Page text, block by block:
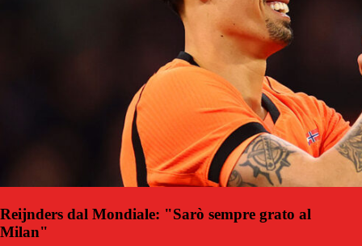
Reijnders dal Mondiale: "Sarò sempre grato al
Milan"